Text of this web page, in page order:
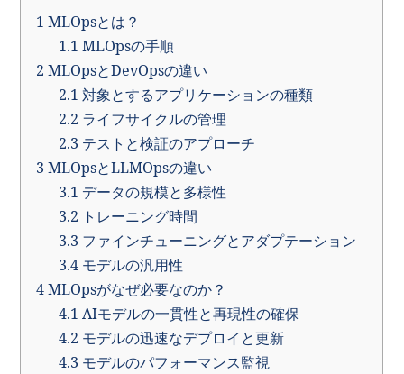
1 MLOpsとは？
1.1 MLOpsの手順
2 MLOpsとDevOpsの違い
2.1 対象とするアプリケーションの種類
2.2 ライフサイクルの管理
2.3 テストと検証のアプローチ
3 MLOpsとLLMOpsの違い
3.1 データの規模と多様性
3.2 トレーニング時間
3.3 ファインチューニングとアダプテーション
3.4モデルの汎用性
4MLOpsがなぜ必要なのか？
4.1 AIモデルの一貫性と再現性の確保
4.2 モデルの迅速なデプロイと更新
4.3 モデルのパフォーマンス監視